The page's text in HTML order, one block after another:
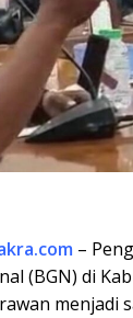
–
(BGN) di
menjadi